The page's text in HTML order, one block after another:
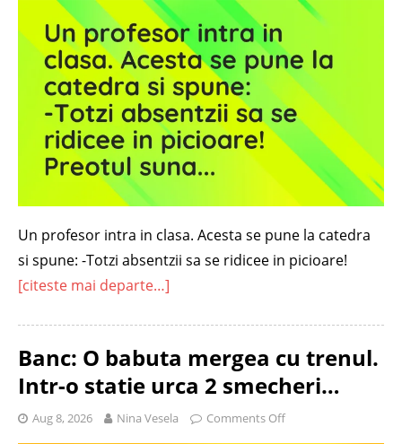
Un profesor intra in clasa. Acesta se pune la catedra
si spune: -Totzi absentzii sa se ridicee in picioare!
[citeste mai departe…]
Banc: O babuta mergea cu trenul.
Intr-o statie urca 2 smecheri…
Aug 8, 2026 Nina Vesela Comments Off